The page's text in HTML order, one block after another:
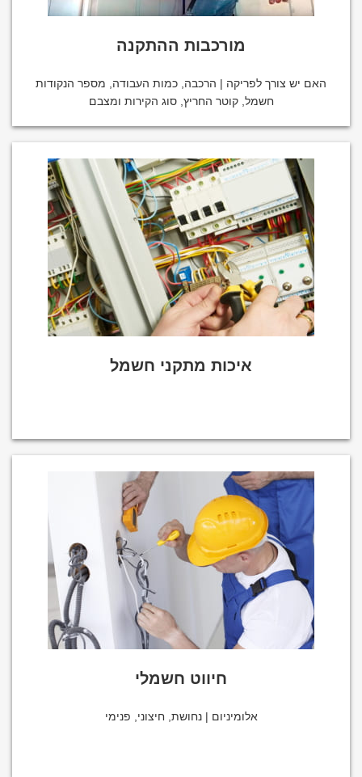
מורכבות ההתקנה
האם יש צורך לפריקה | הרכבה, כמות העבודה, מספר הנקודות
חשמל, קוטר החריץ, סוג הקירות ומצבם
איכות מתקני חשמל
חיווט חשמלי
אלומיניום | נחושת, חיצוני, פנימי